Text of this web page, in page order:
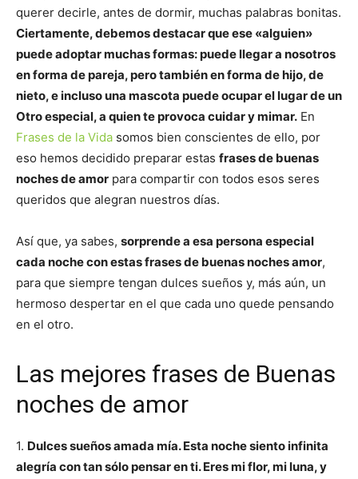
querer decirle, antes de dormir, muchas palabras bonitas.
Ciertamente, debemos destacar que ese «alguien»
puede adoptar muchas formas: puede llegar a nosotros
en forma de pareja, pero también en forma de hijo, de
nieto, e incluso una mascota puede ocupar el lugar de un
Otro especial, a quien te provoca cuidar y mimar. En
Frases de la Vida somos bien conscientes de ello, por
eso hemos decidido preparar estas frases de buenas
noches de amor para compartir con todos esos seres
queridos que alegran nuestros días.
Así que, ya sabes, sorprende a esa persona especial
cada noche con estas frases de buenas noches amor,
para que siempre tengan dulces sueños y, más aún, un
hermoso despertar en el que cada uno quede pensando
en el otro.
Las mejores frases de Buenas
noches de amor
1. Dulces sueños amada mía. Esta noche siento infinita
alegría con tan sólo pensar en ti. Eres mi flor, mi luna, y